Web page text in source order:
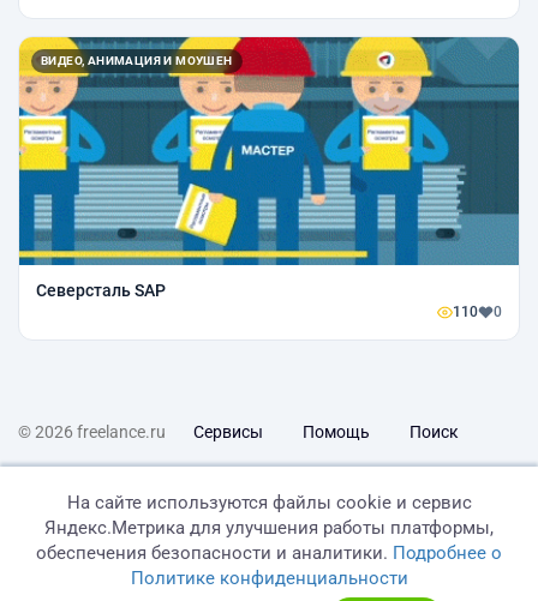
ВИДЕО, АНИМАЦИЯ И МОУШЕН
Северсталь SAP
110 0
© 2026 freelance.ru Сервисы Помощь Поиск
Дисклеймер о ЗоЗПП Отказ от ответственности
На сайте используются файлы cookie и сервис
Яндекс.Метрика для улучшения работы платформы,
обеспечения безопасности и аналитики. Подробнее о
Политике конфиденциальности